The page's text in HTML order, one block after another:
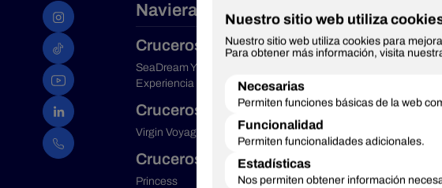
Navieras
Cruceros de Lujo
SeaDream Yatch Club
Experiencia Grills de Cunard
Cruceros solo para adultos
Virgin Voyages
Cruceros premium
Princess
Destinos
Europa
Mediterráneo
Norte de
Cabo Norte